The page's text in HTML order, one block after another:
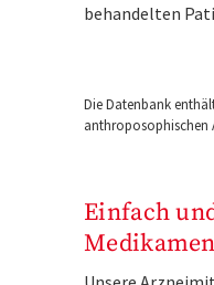
behandelten
Die Datenbank
anthroposophischen
Einfach